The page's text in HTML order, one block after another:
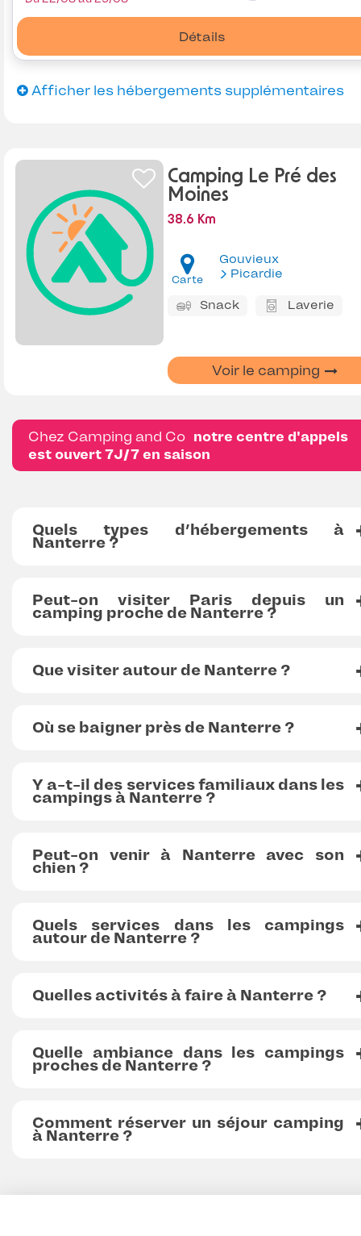
Détails
Afficher les hébergements supplémentaires
Camping Le Pré des
Moines
38.6 Km
Carte
Gouvieux
Picardie
Snack Laverie
Voir le camping
Chez Camping and Co notre centre d'appels
est ouvert 7J/7 en saison
Quels types d’hébergements à
Nanterre ?
Peut-on visiter Paris depuis un
camping proche de Nanterre ?
Que visiter autour de Nanterre ?
Où se baigner près de Nanterre ?
Y a-t-il des services familiaux dans les
campings à Nanterre ?
Peut-on venir à Nanterre avec son
chien ?
Quels services dans les campings
autour de Nanterre ?
Quelles activités à faire à Nanterre ?
Quelle ambiance dans les campings
proches de Nanterre ?
Comment réserver un séjour camping
à Nanterre ?